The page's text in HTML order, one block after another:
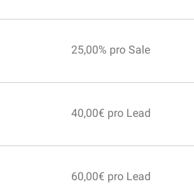
25,00% pro Sale
40,00€ pro Lead
60,00€ pro Lead